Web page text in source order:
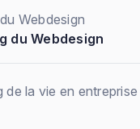
Webdesign
du Webdesign
de la vie en entreprise